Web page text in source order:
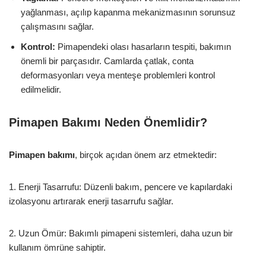
yağlanması, açılıp kapanma mekanizmasının sorunsuz
çalışmasını sağlar.
Kontrol: Pimapendeki olası hasarların tespiti, bakımın
önemli bir parçasıdır. Camlarda çatlak, conta
deformasyonları veya menteşe problemleri kontrol
edilmelidir.
Pimapen Bakımı Neden Önemlidir?
Pimapen bakımı, birçok açıdan önem arz etmektedir:
1. Enerji Tasarrufu: Düzenli bakım, pencere ve kapılardaki
izolasyonu artırarak enerji tasarrufu sağlar.
2. Uzun Ömür: Bakımlı pimapeni sistemleri, daha uzun bir
kullanım ömrüne sahiptir.